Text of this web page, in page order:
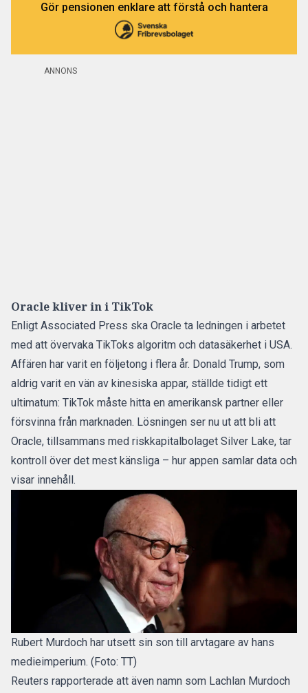
Gör pensionen enklare att förstå och hantera
ANNONS
Oracle kliver in i TikTok
Enligt Associated Press ska Oracle ta ledningen i arbetet
med att övervaka TikToks algoritm och datasäkerhet i USA.
Affären har varit en följetong i flera år. Donald Trump, som
aldrig varit en vän av kinesiska appar, ställde tidigt ett
ultimatum: TikTok måste hitta en amerikansk partner eller
försvinna från marknaden. Lösningen ser nu ut att bli att
Oracle, tillsammans med riskkapitalbolaget Silver Lake, tar
kontroll över det mest känsliga – hur appen samlar data och
visar innehåll.
Rubert Murdoch har utsett sin son till arvtagare av hans
medieimperium. (Foto: TT)
Reuters rapporterade att även namn som Lachlan Murdoch